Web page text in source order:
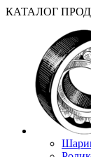
КАТАЛОГ